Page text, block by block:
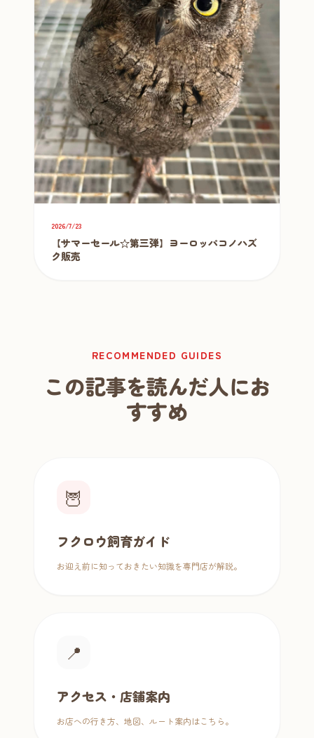
2026/7/23
【サマーセール☆第三弾】ヨーロッパコノハズ
ク販売
RECOMMENDED GUIDES
この記事を読んだ人にお
すすめ
🦉
フクロウ飼育ガイド
お迎え前に知っておきたい知識を専門店が解説。
📍
アクセス・店舗案内
お店への行き方、地図、ルート案内はこちら。